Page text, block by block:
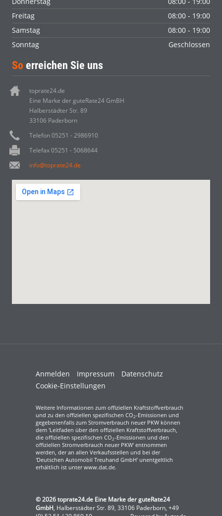
Freitag
08:00 - 19:00
Samstag
08:00 - 19:00
Sonntag
Geschlossen
So erreichen Sie uns
toprate24.de
Eine Marke der guteRate24 GmBH
Halberstädter Str. 89
33106 Paderborn
Telefon 05251 - 2986910
Telefax 05251 - 5068644
info@toprate24.de
Anmelden Impressum
Datenschutz
Cookie-Einstellungen
Weitere Informationen zum offiziellen Kraftstoffverbrauch
und zu den offiziellen spezifischen CO2-Emissionen und
gegebenenfalls zum Stromverbrauch neuer PKW können
dem 'Leitfaden über den offiziellen Kraftstoffverbrauch,
die offiziellen spezifischen CO2-Emissionen und den
offiziellen Stromverbrauch neuer PKW' entnommen
werden, der an allen Verkaufsstellen und bei der
'Deutschen Automobil Treuhand GmbH' unentgeltlich
erhältlich ist unter www.dat.de.
© 2026toprate24.de Eine Marke der guteRate24
GmbH, Halberstädter Str. 89, 33106 Paderborn, +49